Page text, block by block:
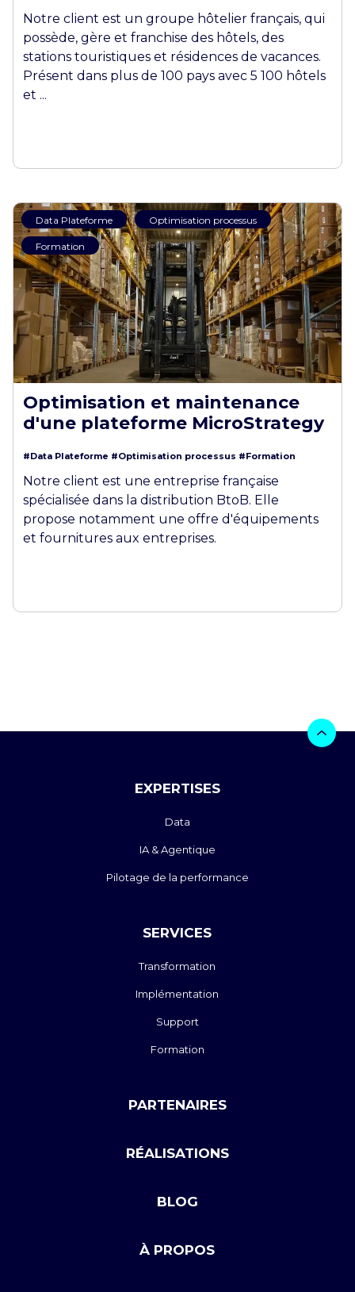
Notre client est un groupe hôtelier français, qui
possède, gère et franchise des hôtels, des
stations touristiques et résidences de vacances.
Présent dans plus de 100 pays avec 5 100 hôtels
et ...
Data Plateforme Optimisation processus
Formation
Optimisation et maintenance
d'une plateforme MicroStrategy
#Data Plateforme #Optimisation processus #Formation
Notre client est une entreprise française
spécialisée dans la distribution BtoB. Elle
propose notamment une offre d'équipements
et fournitures aux entreprises.
EXPERTISES
Data
IA & Agentique
Pilotage de la performance
SERVICES
Transformation
Implémentation
Support
Formation
PARTENAIRES
RÉALISATIONS
BLOG
À PROPOS